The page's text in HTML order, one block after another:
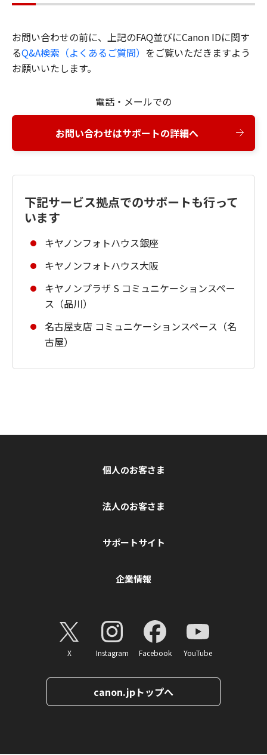
お問い合わせの前に、上記のFAQ並びにCanon IDに関す
るQ&A検索（よくあるご質問） をご覧いただきますよう
お願いいたします。
電話・メールでの
お問い合わせはサポートの詳細へ
下記サービス拠点でのサポートも行って
います
キヤノンフォトハウス銀座
キヤノンフォトハウス大阪
キヤノンプラザ S コミュニケーションスペー
ス（品川）
名古屋支店 コミュニケーションスペース（名
古屋）
個人のお客さま
法人のお客さま
サポートサイト
企業情報
X Instagram Facebook YouTube
canon.jpトップへ